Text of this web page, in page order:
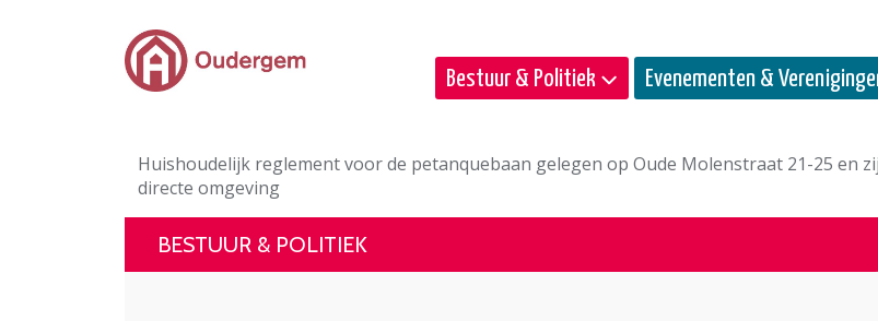
Ga naar de hoofdinhoud
Bestuur & Politiek Evenementen &
Huishoudelijk reglement voor de petanquebaan gelegen op Oude Molenstraat 21-25 en
directe omgeving
BESTUUR & POLITIEK